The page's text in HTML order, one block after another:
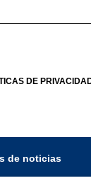
DE
de noticias